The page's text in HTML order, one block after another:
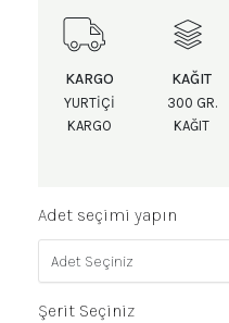
KARGO
YURTIÇI
KARGO
KAĞIT
300 GR.
KAĞIT
Adet seçimi yapın
Şerit Seçiniz